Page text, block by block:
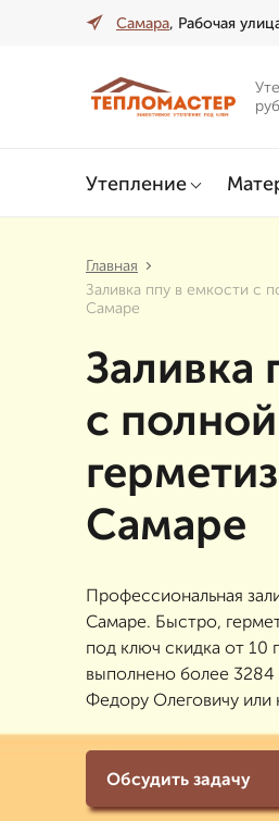
Самара, Рабочая
Утепление
Главная
Заливка ппу в емкости с
Самаре
Заливка
с
Самаре
Профессиональная
Самаре. Быстро,
под ключ скидка от 10
выполнено более 3284
Федору Олеговичу или
Обсудить задачу